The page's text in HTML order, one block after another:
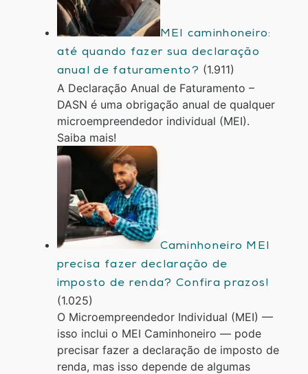
MEI caminhoneiro:
até quando fazer sua declaração
anual de faturamento? (1.911)
A Declaração Anual de Faturamento –
DASN é uma obrigação anual de qualquer
microempreendedor individual (MEI).
Saiba mais!
Caminhoneiro MEI
precisa fazer declaração de
imposto de renda? Confira prazos!
(1.025)
O Microempreendedor Individual (MEI) —
isso inclui o MEI Caminhoneiro — pode
precisar fazer a declaração de imposto de
renda, mas isso depende de algumas